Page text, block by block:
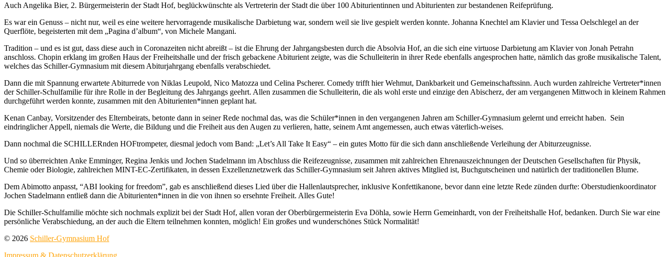
Auch Angelika Bier, 2. Bürgermeisterin der Stadt Hof, beglückwünschte als Vertreterin der Stadt die über 100 Abiturientinnen und Abiturienten zur bestandenen Reifeprüfung.
Es war ein Genuss – nicht nur, weil es eine weitere hervorragende musikalische Darbietung war, sondern weil sie live gespielt werden konnte. Johanna Knechtel am Klavier und Tessa Oelschlegel an der
Querflöte, begeisterten mit dem „Pagina d’album“, von Michele Mangani.
Tradition – und es ist gut, dass diese auch in Coronazeiten nicht abreißt – ist die Ehrung der Jahrgangsbesten durch die Absolvia Hof, an die sich eine virtuose Darbietung am Klavier von Jonah Petrahn
anschloss. Chopin erklang im großen Haus der Freiheitshalle und der frisch gebackene Abiturient zeigte, was die Schulleiterin in ihrer Rede ebenfalls angesprochen hatte, nämlich das große musikalische Talent,
welches das Schiller-Gymnasium mit diesem Abiturjahrgang ebenfalls verabschiedet.
Dann die mit Spannung erwartete Abiturrede von Niklas Leupold, Nico Matozza und Celina Pscherer. Comedy trifft hier Wehmut, Dankbarkeit und Gemeinschaftssinn. Auch wurden zahlreiche Vertreter*innen
der Schiller-Schulfamilie für ihre Rolle in der Begleitung des Jahrgangs geehrt. Allen zusammen die Schulleiterin, die als wohl erste und einzige den Abischerz, der am vergangenen Mittwoch in kleinem Rahmen
durchgeführt werden konnte, zusammen mit den Abiturienten*innen geplant hat.
Kenan Canbay, Vorsitzender des Elternbeirats, betonte dann in seiner Rede nochmal das, was die Schüler*innen in den vergangenen Jahren am Schiller-Gymnasium gelernt und erreicht haben. Sein
eindringlicher Appell, niemals die Werte, die Bildung und die Freiheit aus den Augen zu verlieren, hatte, seinem Amt angemessen, auch etwas väterlich-weises.
Dann nochmal die SCHILLERnden HOFtrompeter, diesmal jedoch vom Band: „Let’s All Take It Easy“ – ein gutes Motto für die sich dann anschließende Verleihung der Abiturzeugnisse.
Und so überreichten Anke Emminger, Regina Jenkis und Jochen Stadelmann im Abschluss die Reifezeugnisse, zusammen mit zahlreichen Ehrenauszeichnungen der Deutschen Gesellschaften für Physik,
Chemie oder Biologie, zahlreichen MINT-EC-Zertifikaten, in dessen Exzellenznetzwerk das Schiller-Gymnasium seit Jahren aktives Mitglied ist, Buchgutscheinen und natürlich der traditionellen Blume.
Dem Abimotto anpasst, “ABI looking for freedom”, gab es anschließend dieses Lied über die Hallenlautsprecher, inklusive Konfettikanone, bevor dann eine letzte Rede zünden durfte: Oberstudienkoordinator
Jochen Stadelmann entließ dann die Abiturienten*innen in die von ihnen so ersehnte Freiheit. Alles Gute!
Die Schiller-Schulfamilie möchte sich nochmals explizit bei der Stadt Hof, allen voran der Oberbürgermeisterin Eva Döhla, sowie Herrn Gemeinhardt, von der Freiheitshalle Hof, bedanken. Durch Sie war eine
persönliche Verabschiedung, an der auch die Eltern teilnehmen konnten, möglich! Ein großes und wunderschönes Stück Normalität!
© 2026 Schiller-Gymnasium Hof
Impressum & Datenschutzerklärung